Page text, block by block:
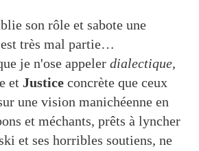
son rôle et sabote une
très mal partie…
je n'ose appeler dialectique,
et Justice concrète que ceux
une vision manichéenne en
et méchants, prêts à lyncher
et ses horribles soutiens, ne